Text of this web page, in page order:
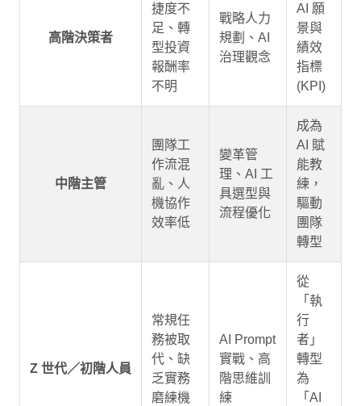
高階決策者
捷度不
足、轉
型投資
報酬率
不明
戰略人力
規劃、AI
治理觀念
AI 願
景與
績效
指標
(KPI)
中階主管
團隊工
作流混
亂、人
機協作
效率低
變革管
理、AI 工
具選型與
流程優化
成為
AI 賦
能教
練，
驅動
團隊
轉型
Z 世代／初階人員
常規任
務被取
代、缺
乏實務
磨練機
AI Prompt
實戰、高
階思維訓
練
從
「執
行
者」
轉型
為
「AI